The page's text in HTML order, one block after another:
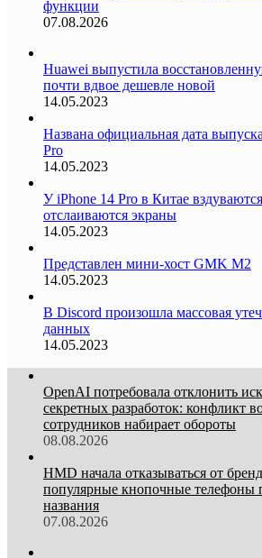
функции
07.08.2026
Huawei выпустила
почти вдвое дешевле новой
14.05.2023
Названа официальная дата
Pro
14.05.2023
У iPhone 14 Pro в Китае
отслаиваются экраны
14.05.2023
Представлен мини-хост GMK M2
14.05.2023
В Discord произошла массовая
данных
14.05.2023
OpenAI потребовала отклонить
секретных разработок: конфликт
сотрудников набирает обороты
08.08.2026
HMD начала отказываться от
популярные кнопочные телефоны
названия
07.08.2026